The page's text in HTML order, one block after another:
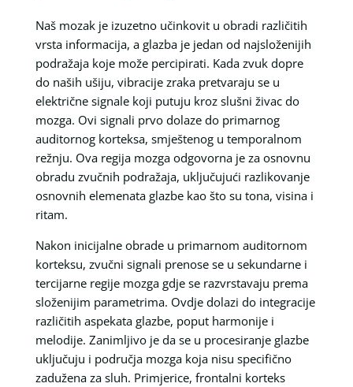
Naš mozak je izuzetno učinkovit u obradi različitih
vrsta informacija, a glazba je jedan od najsloženijih
podražaja koje može percipirati. Kada zvuk dopre
do naših ušiju, vibracije zraka pretvaraju se u
električne signale koji putuju kroz slušni živac do
mozga. Ovi signali prvo dolaze do primarnog
auditornog korteksa, smještenog u temporalnom
režnju. Ova regija mozga odgovorna je za osnovnu
obradu zvučnih podražaja, uključujući razlikovanje
osnovnih elemenata glazbe kao što su tona, visina i
ritam.
Nakon inicijalne obrade u primarnom auditornom
korteksu, zvučni signali prenose se u sekundarne i
tercijarne regije mozga gdje se razvrstavaju prema
složenijim parametrima. Ovdje dolazi do integracije
različitih aspekata glazbe, poput harmonije i
melodije. Zanimljivo je da se u procesiranje glazbe
uključuju i područja mozga koja nisu specifično
zadužena za sluh. Primjerice, frontalni korteks